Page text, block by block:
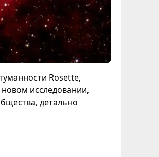
Rosette,
исследовании,
детально